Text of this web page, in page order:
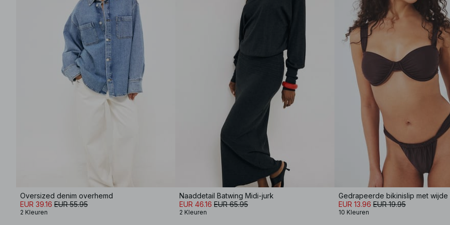
Oversized denim overhemd
EUR 39.16 EUR 55.95
2 Kleuren
Naaddetail Batwing Midi-jurk
EUR 46.16 EUR 65.95
2 Kleuren
Gedrapeerde bikinislip met wijde
EUR 13.96 EUR 19.95
10 Kleuren